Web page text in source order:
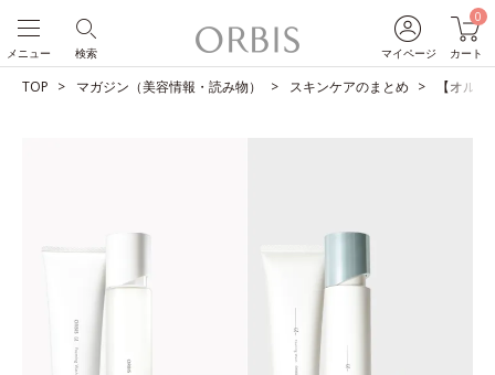
マイページ
0
カート
検索
メニュー
TOP マガジン（美容情報・読み物） スキンケアのまとめ 【オル